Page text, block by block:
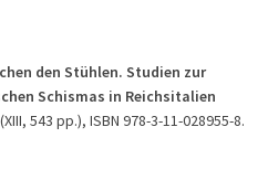
den Stühlen. Studien zur
Schismas in Reichsitalien
543 pp.), ISBN 978-3-11-028955-8.